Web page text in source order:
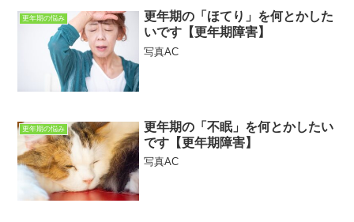
更年期の悩み
更年期の「ほてり」を何とかした
いです【更年期障害】
写真AC
更年期の悩み
更年期の「不眠」を何とかしたい
です【更年期障害】
写真AC